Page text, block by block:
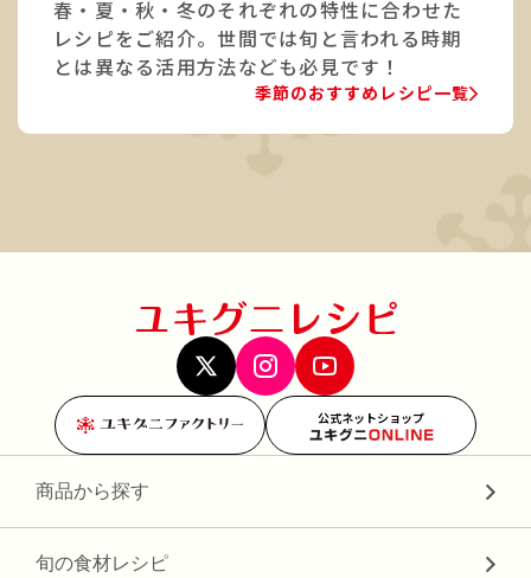
春・夏・秋・冬のそれぞれの特性に合わせた
レシピをご紹介。世間では旬と言われる時期
とは異なる活用方法なども必見です！
季節のおすすめレシピ一覧
公式ネットショップ
商品から探す
旬の食材レシピ